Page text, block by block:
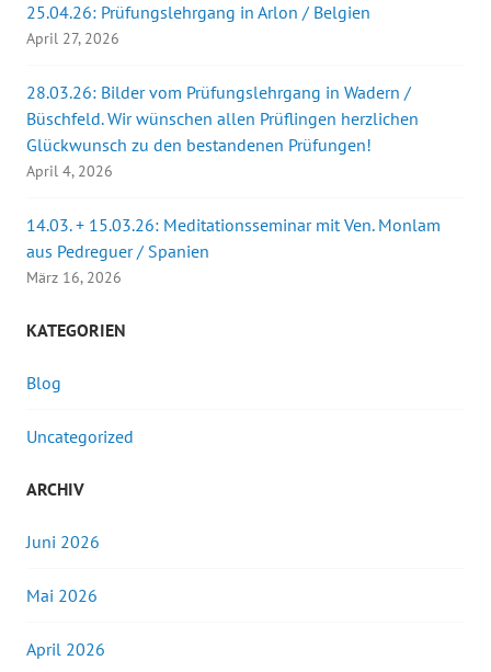
25.04.26: Prüfungslehrgang in Arlon / Belgien
April 27, 2026
28.03.26: Bilder vom Prüfungslehrgang in Wadern /
Büschfeld. Wir wünschen allen Prüflingen herzlichen
Glückwunsch zu den bestandenen Prüfungen!
April 4, 2026
14.03. + 15.03.26: Meditationsseminar mit Ven. Monlam
aus Pedreguer / Spanien
März 16, 2026
KATEGORIEN
Blog
Uncategorized
ARCHIV
Juni 2026
Mai 2026
April 2026